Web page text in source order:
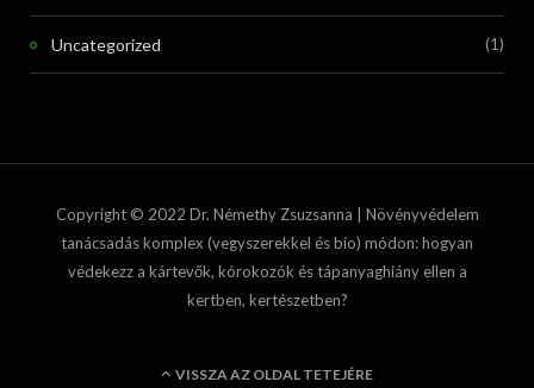
Uncategorized (1)
Copyright © 2022 Dr. Némethy Zsuzsanna | Növényvédelem
tanácsadás komplex (vegyszerekkel és bio) módon: hogyan
védekezz a kártevők, kórokozók és tápanyaghiány ellen a
kertben, kertészetben?
VISSZA AZ OLDAL TETEJÉRE